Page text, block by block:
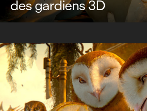
des gardiens 3D